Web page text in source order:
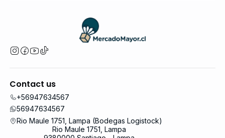
Contact us
+56947634567
56947634567
Rio Maule 1751, Lampa (Bodegas Logistock)
Rio Maule 1751, Lampa